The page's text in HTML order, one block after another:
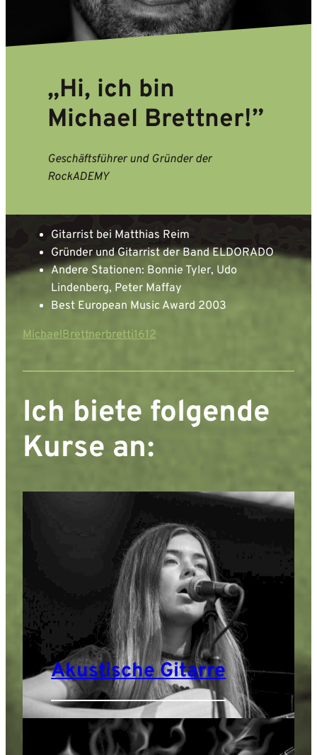
„Hi, ich bin
Michael Brettner!”
Geschäftsführer und Gründer der
RockADEMY
Gitarrist bei Matthias Reim
Gründer und Gitarrist der Band ELDORADO
Andere Stationen: Bonnie Tyler, Udo
Lindenberg, Peter Maffay
Best European Music Award 2003
MichaelBrettnerbretti1612
Ich biete folgende
Kurse an:
Akustische Gitarre